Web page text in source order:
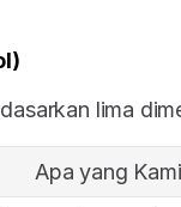
lima
Apa yang